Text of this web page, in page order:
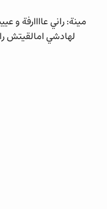
مينة: راني عاااارفة
لهادشي امالقيتش